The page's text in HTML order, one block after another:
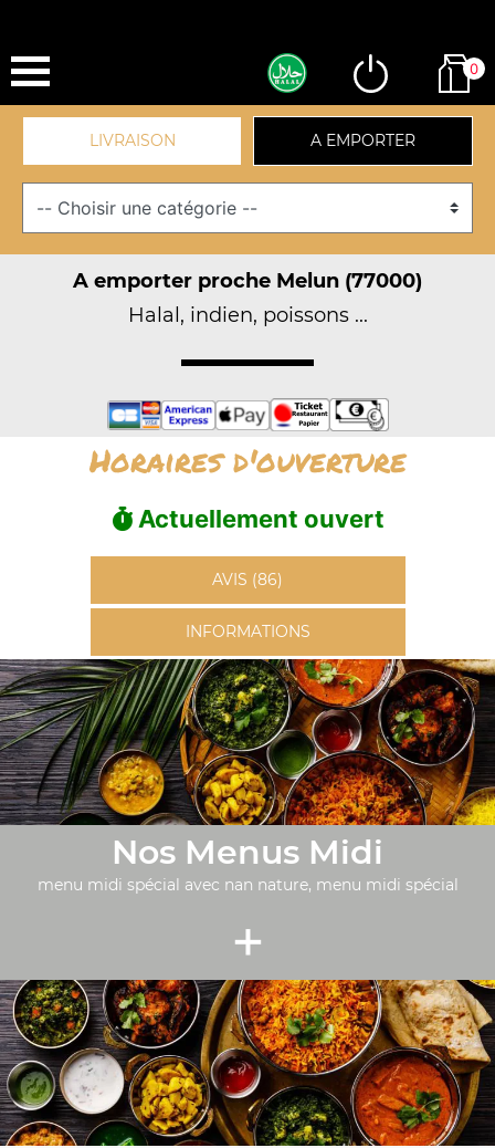
0
LIVRAISON A EMPORTER
A emporter proche Melun (77000)
Halal, indien, poissons ...
Horaires d'ouverture
Actuellement ouvert
AVIS (86)
INFORMATIONS
Nos Menus Midi
menu midi spécial avec nan nature, menu midi spécial
+